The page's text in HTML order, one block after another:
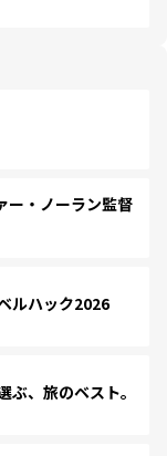
・ノーラン監督
ルハック2026
、旅のベスト。